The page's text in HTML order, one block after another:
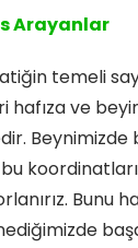
Arayanlar
temeli
hafıza ve
Beynimizde
Bunu